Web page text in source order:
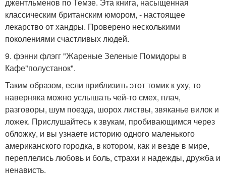
классическим британским юмором, - настоящее
лекарство от хандры. Проверено несколькими
поколениями счастливых людей.
9. фэнни флэгг "Жареные Зеленые Помидоры в
Кафе"полустанок".
Таким образом, если приблизить этот томик к уху, то
наверняка можно услышать чей-то смех, плач,
разговоры, шум поезда, шорох листвы, звяканье вилок и
ложек. Прислушайтесь к звукам, пробивающимся через
обложку, и вы узнаете историю одного маленького
американского городка, в котором, как и везде в мире,
переплелись любовь и боль, страхи и надежды, дружба и
ненависть.